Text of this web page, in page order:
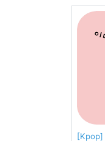
[Kpop]